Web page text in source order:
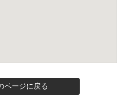
ページに戻る